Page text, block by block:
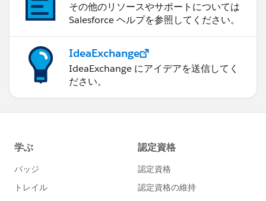
その他のリソースやサポートについては
Salesforce ヘルプを参照してください。
IdeaExchange
IdeaExchange にアイデアを送信してく
ださい。